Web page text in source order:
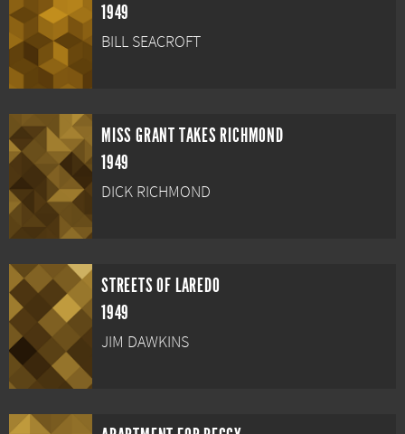
1949
BILL SEACROFT
MISS GRANT TAKES RICHMOND
1949
DICK RICHMOND
STREETS OF LAREDO
1949
JIM DAWKINS